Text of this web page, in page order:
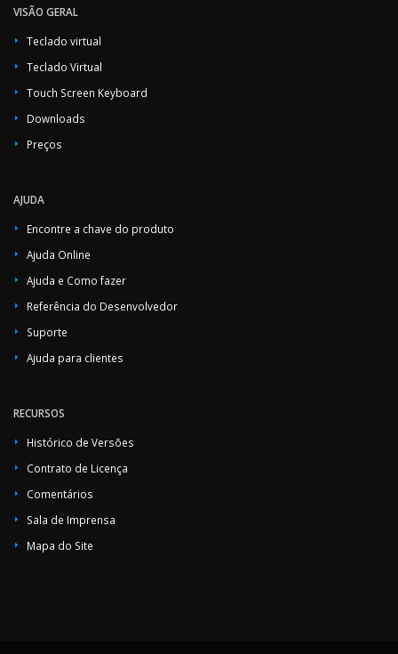
VISÃO GERAL
Teclado virtual
Teclado Virtual
Touch Screen Keyboard
Downloads
Preços
AJUDA
Encontre a chave do produto
Ajuda Online
Ajuda e Como fazer
Referência do Desenvolvedor
Suporte
Ajuda para clientes
RECURSOS
Histórico de Versões
Contrato de Licença
Comentários
Sala de Imprensa
Mapa do Site